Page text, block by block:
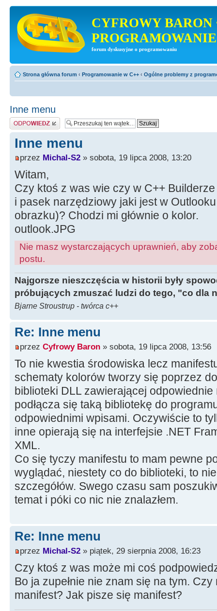
CYFROWY BARON
PROGRAMOWANIE
forum dyskusyjne o programowaniu
Strona główna forum ‹ Programowanie w C++ ‹ Ogólne problemy z
Inne menu
Odpowiedz
Inne menu
przez Michal-S2 » sobota, 19 lipca 2008, 13:20
Witam,
Czy ktoś z was wie czy w C++
i pasek narzędziowy jaki jest w
obrazku)? Chodzi mi głównie o kolor.
outlook.JPG
Nie masz wystarczających uprawnień, aby
postu.
Najgorsze nieszczęścia w historii były
próbujących zmuszać ludzi do tego, "co dla
Bjarne Stroustrup - twórca c++
Re: Inne menu
przez Cyfrowy Baron » sobota, 19 lipca 2008, 13:56
To nie kwestia środowiska lecz
schematy kolorów tworzy się poprzez
biblioteki DLL zawierającej
podłącza się taką bibliotekę do
odpowiednimi wpisami. Oczywiście to
inne opierają się na interfejsie .NET
XML.
Co się tyczy manifestu to mam pewne
wyglądać, niestety co do biblioteki, to
szczegółów. Swego czasu sam
temat i póki co nic nie znalazłem.
Re: Inne menu
przez Michal-S2 » piątek, 29 sierpnia 2008, 16:23
Czy ktoś z was może mi coś
Bo ja zupełnie nie znam się na tym.
manifest? Jak pisze się manifest?